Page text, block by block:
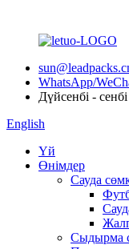
WhatsApp/
Дүйсенбі -
English
Үй
Өнімдер
Сауда
Сыдырма